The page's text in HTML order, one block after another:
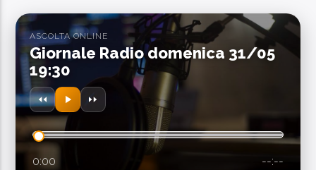
SEGUICI SUI SOCIAL
ASCOLTA ONLINE
Giornale Radio domenica 31/05
19:30
0:00 --:--